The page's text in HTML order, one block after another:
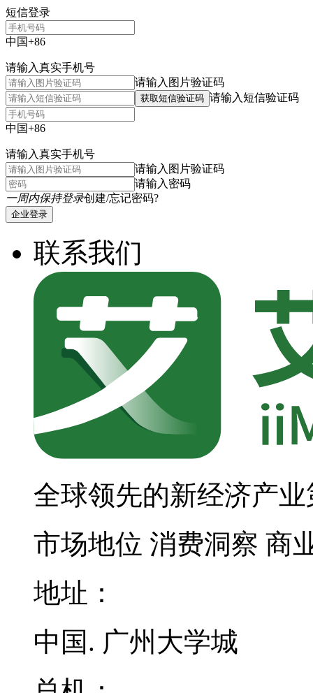
短信登录
中国+86
请输入真实手机号
请输入图片验证码
获取短信验证码 请输入短信验证码
中国+86
请输入真实手机号
请输入图片验证码
请输入密码
一周内保持登录创建/忘记密码?
企业登录
联系我们
全球领先的新经济产
市场地位 消费洞察 商
地址：
中国. 广州大学城